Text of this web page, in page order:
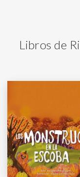
Libros de